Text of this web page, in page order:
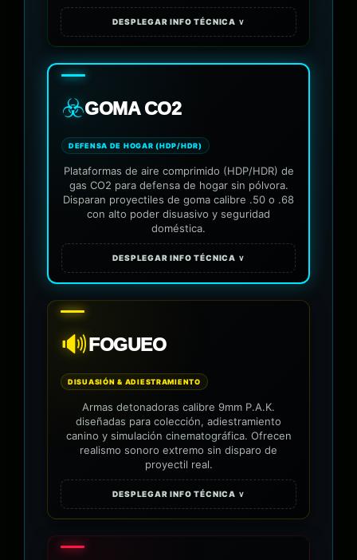
DESPLEGAR INFO TÉCNICA ∨
☣️GOMA CO2
DEFENSA DE HOGAR (HDP/HDR)
Plataformas de aire comprimido (HDP/HDR) de
gas CO2 para defensa de hogar sin pólvora.
Disparan proyectiles de goma calibre .50 o .68
con alto poder disuasivo y seguridad
doméstica.
DESPLEGAR INFO TÉCNICA ∨
🔊FOGUEO
DISUASIÓN & ADIESTRAMIENTO
Armas detonadoras calibre 9mm P.A.K.
diseñadas para colección, adiestramiento
canino y simulación cinematográfica. Ofrecen
realismo sonoro extremo sin disparo de
proyectil real.
DESPLEGAR INFO TÉCNICA ∨